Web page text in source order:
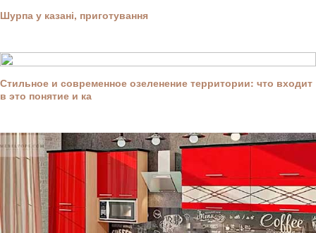
Шурпа у казані, приготування
Стильное и современное озеленение территории: что входит
в это понятие и ка